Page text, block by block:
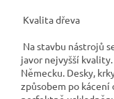
Kvalita dřeva
Na stavbu nástrojů
javor nejvyšší
Německu. Desky,
způsobem po kácení